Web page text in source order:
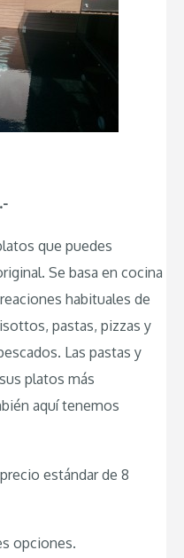
que puedes
Se basa en cocina
habituales de
pastas, pizzas y
Las pastas y
platos más
aquí tenemos
estándar de 8
opciones.